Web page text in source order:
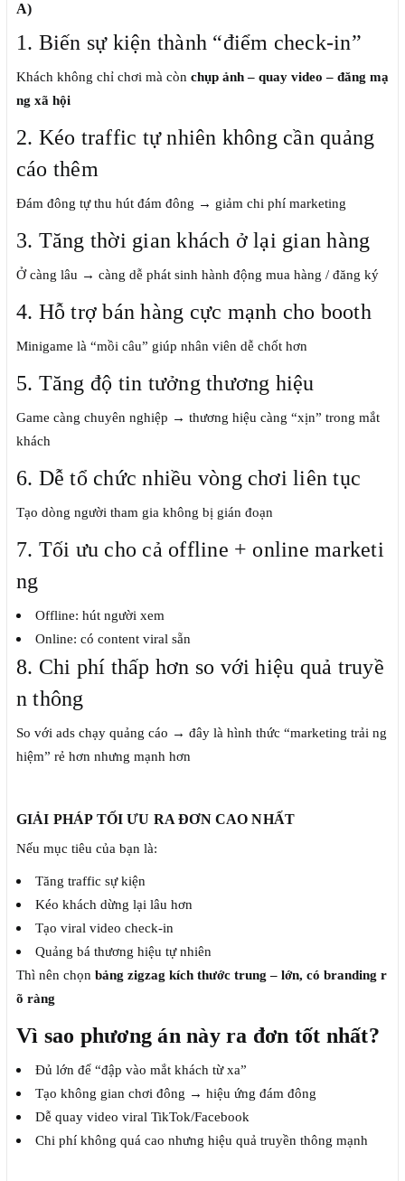
A)
1. Biến sự kiện thành “điểm check-in”
Khách không chỉ chơi mà còn chụp ảnh – quay video – đăng mạ
ng xã hội
2. Kéo traffic tự nhiên không cần quảng
cáo thêm
Đám đông tự thu hút đám đông → giảm chi phí marketing
3. Tăng thời gian khách ở lại gian hàng
Ở càng lâu → càng dễ phát sinh hành động mua hàng / đăng ký
4. Hỗ trợ bán hàng cực mạnh cho booth
Minigame là “mồi câu” giúp nhân viên dễ chốt hơn
5. Tăng độ tin tưởng thương hiệu
Game càng chuyên nghiệp → thương hiệu càng “xịn” trong mắt
khách
6. Dễ tổ chức nhiều vòng chơi liên tục
Tạo dòng người tham gia không bị gián đoạn
7. Tối ưu cho cả offline + online marketi
ng
Offline: hút người xem
Online: có content viral sẵn
8. Chi phí thấp hơn so với hiệu quả truyề
n thông
So với ads chạy quảng cáo → đây là hình thức “marketing trải ng
hiệm” rẻ hơn nhưng mạnh hơn
GIẢI PHÁP TỐI ƯU RA ĐƠN CAO NHẤT
Nếu mục tiêu của bạn là:
Tăng traffic sự kiện
Kéo khách dừng lại lâu hơn
Tạo viral video check-in
Quảng bá thương hiệu tự nhiên
Thì nên chọn bảng zigzag kích thước trung – lớn, có branding r
õ ràng
Vì sao phương án này ra đơn tốt nhất?
Đủ lớn để “đập vào mắt khách từ xa”
Tạo không gian chơi đông → hiệu ứng đám đông
Dễ quay video viral TikTok/Facebook
Chi phí không quá cao nhưng hiệu quả truyền thông mạnh